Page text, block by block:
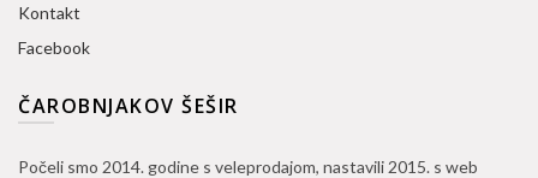
Kontakt
Facebook
ČAROBNJAKOV ŠEŠIR
Počeli smo 2014. godine s veleprodajom, nastavili 2015. s web